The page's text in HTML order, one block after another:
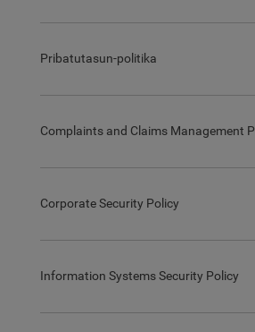
Pribatutasun-politika
Complaints and Claims Management
Corporate Security Policy
Information Systems Security Policy